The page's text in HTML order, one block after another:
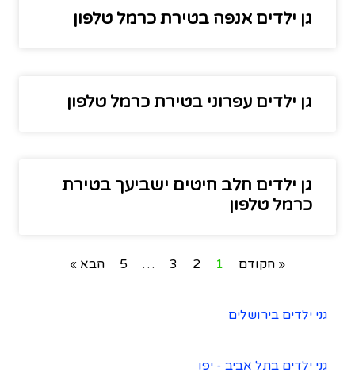
גן ילדים אנפה בטירת כרמל טלפון
גן ילדים עפרוני בטירת כרמל טלפון
גן ילדים חלב חיטים ישביעך בטירת
כרמל טלפון
« הקודם 1
2
3
…
5 הבא »
גני ילדים בירושלים
גני ילדים בתל אביב - יפו